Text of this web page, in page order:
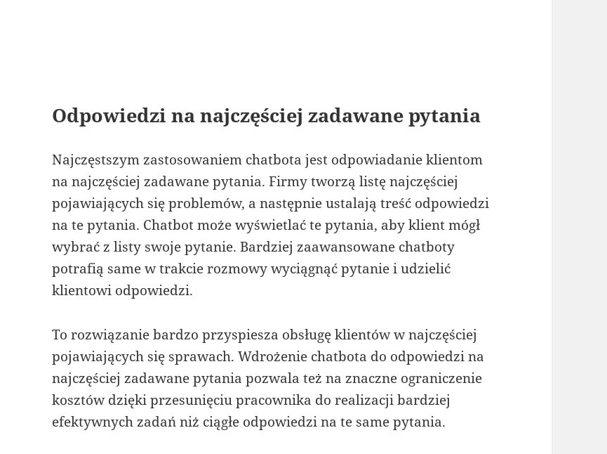
Odpowiedzi na najczęściej zadawane pytania
Najczęstszym zastosowaniem chatbota jest odpowiadanie klientom
na najczęściej zadawane pytania. Firmy tworzą listę najczęściej
pojawiających się problemów, a następnie ustalają treść odpowiedzi
na te pytania. Chatbot może wyświetlać te pytania, aby klient mógł
wybrać z listy swoje pytanie. Bardziej zaawansowane chatboty
potrafią same w trakcie rozmowy wyciągnąć pytanie i udzielić
klientowi odpowiedzi.
To rozwiązanie bardzo przyspiesza obsługę klientów w najczęściej
pojawiających się sprawach. Wdrożenie chatbota do odpowiedzi na
najczęściej zadawane pytania pozwala też na znaczne ograniczenie
kosztów dzięki przesunięciu pracownika do realizacji bardziej
efektywnych zadań niż ciągłe odpowiedzi na te same pytania.